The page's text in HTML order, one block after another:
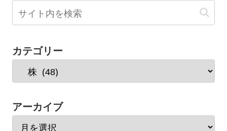
カテゴリー
アーカイブ